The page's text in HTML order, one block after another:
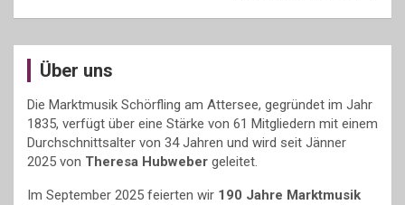
Über uns
Die Marktmusik Schörfling am Attersee, gegründet im Jahr
1835, verfügt über eine Stärke von 61 Mitgliedern mit einem
Durchschnittsalter von 34 Jahren und wird seit Jänner
2025 von Theresa Hubweber geleitet.
Im September 2025 feierten wir 190 Jahre Marktmusik